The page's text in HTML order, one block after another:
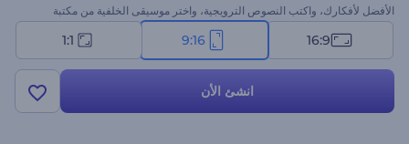
الأفضل لأفكارك، واكتب النصوص الترويجية، واختر موسيقى الخلفية من مكتبة
الموسيقى، أو قم بتحميل تعليقك الصوتي. جرب الآن وشاهد إبداعاتك تدب فيها الحياة
باستخدام هذا النموذج المميز!
16:9
9:16
1:1
انشئ الأن